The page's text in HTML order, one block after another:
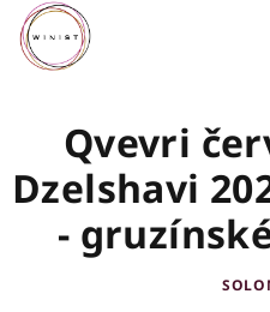
Přejít
na
obsah
Qvevri
Dzelshavi
-